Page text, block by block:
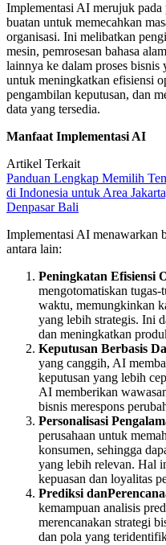
Implementasi AI merujuk pada
buatan untuk memecahkan
organisasi. Ini melibatkan
mesin, pemrosesan bahasa
lainnya ke dalam proses bisnis
untuk meningkatkan efisiensi
pengambilan keputusan, dan
data yang tersedia.
Manfaat Implementasi AI
Artikel Terkait
Panduan Lengkap Memilih
di Indonesia untuk Area
Denpasar Bali
Implementasi AI menawarkan
antara lain:
Peningkatan Efisiensi
mengotomatiskan tugas-
waktu, memungkinkan
yang lebih strategis. Ini
dan meningkatkan
Keputusan Berbasis
yang canggih, AI
keputusan yang lebih
AI memberikan
bisnis merespons
Personalisasi
perusahaan untuk
konsumen, sehingga
yang lebih relevan. Hal
kepuasan dan loyalitas
Prediksi
kemampuan analisis
merencanakan strategi
dan pola yang